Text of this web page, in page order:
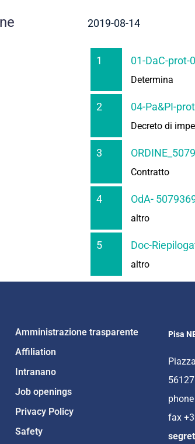
2019-08-14
1 01-DaC-prot-
Determina
2 04-Pa&PI-
Decreto di
3
Contratto
4 OdA-
altro
5 Doc-
altro
Amministrazione trasparente
Affiliation
Intranano
Job openings
Privacy Policy
Safety
Pisa
fax